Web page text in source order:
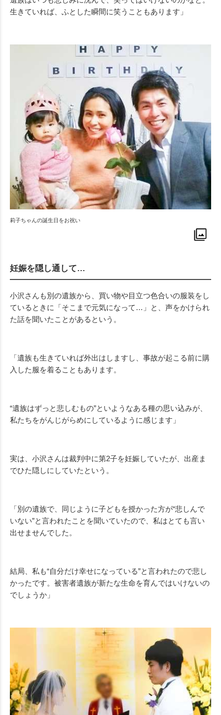
生きていれば、ふとした瞬間に笑うこともあります」
莉子ちゃんの誕生日をお祝い
妊娠を隠し通して…
小沢さんも別の遺族から、買い物や目立つ色合いの服装をし
ているときに「そこまで元気になって…」と、声をかけられ
た話を聞いたことがあるという。
「遺族も生きていれば外出はしますし、事故が起こる前に購
入した服を着ることもあります。
“遺族はずっと悲しむもの”といようなある種の思い込みが、
私たちをがんじがらめにしているように感じます」
実は、小沢さんは裁判中に第2子を妊娠していたが、出産ま
でひた隠しにしていたという。
「別の遺族で、同じように子どもを授かった方が“悲しんで
いない”と言われたことを聞いていたので、私はとても言い
出せませんでした。
結局、私も“自分だけ幸せになっている”と言われたので悲し
かったです。被害者遺族が新たな生命を育んではいけないの
でしょうか」